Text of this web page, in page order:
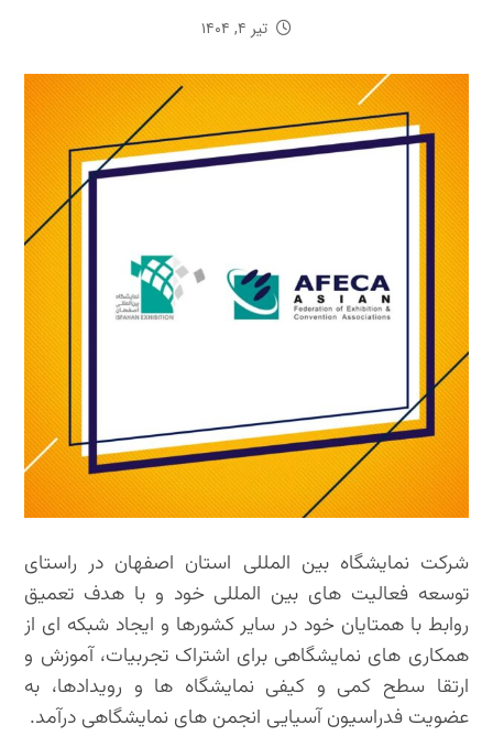
تیر ۴, ۱۴۰۴
شرکت نمایشگاه بین المللی استان اصفهان در راستای
توسعه فعالیت های بین المللی خود و با هدف تعمیق
روابط با همتایان خود در سایر کشورها و ایجاد شبکه ای از
همکاری های نمایشگاهی برای اشتراک تجربیات، آموزش و
ارتقا سطح کمی و کیفی نمایشگاه ها و رویدادها، به
عضویت فدراسیون آسیایی انجمن های نمایشگاهی درآمد.